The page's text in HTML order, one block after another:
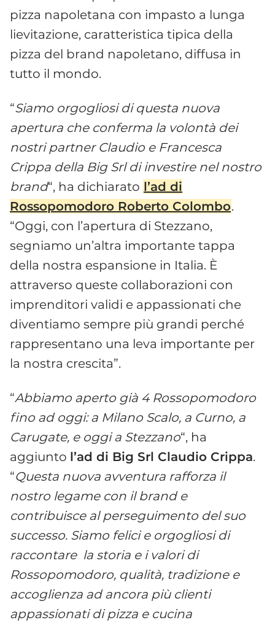
pizza napoletana con impasto a lunga
lievitazione, caratteristica tipica della
pizza del brand napoletano, diffusa in
tutto il mondo.
“Siamo orgogliosi di questa nuova
apertura che conferma la volontà dei
nostri partner Claudio e Francesca
Crippa della Big Srl di investire nel nostro
brand“, ha dichiarato l’ad di
Rossopomodoro Roberto Colombo.
“Oggi, con l’apertura di Stezzano,
segniamo un’altra importante tappa
della nostra espansione in Italia. È
attraverso queste collaborazioni con
imprenditori validi e appassionati che
diventiamo sempre più grandi perché
rappresentano una leva importante per
la nostra crescita”.
“Abbiamo aperto già 4 Rossopomodoro
fino ad oggi: a Milano Scalo, a Curno, a
Carugate, e oggi a Stezzano“, ha
aggiunto l’ad di Big Srl Claudio Crippa.
“Questa nuova avventura rafforza il
nostro legame con il brand e
contribuisce al perseguimento del suo
successo. Siamo felici e orgogliosi di
raccontare la storia e i valori di
Rossopomodoro, qualità, tradizione e
accoglienza ad ancora più clienti
appassionati di pizza e cucina